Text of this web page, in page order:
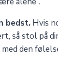
bedst. Hvis
så stol på
den